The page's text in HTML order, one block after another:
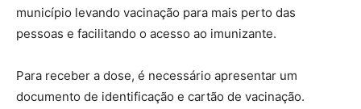
município levando vacinação para mais perto das
pessoas e facilitando o acesso ao imunizante.
Para receber a dose, é necessário apresentar um
documento de identificação e cartão de vacinação.